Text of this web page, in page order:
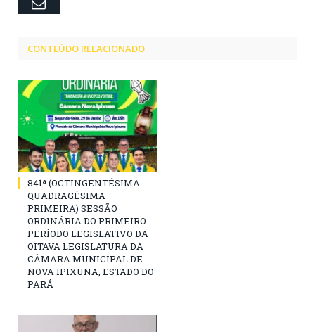
Email
CONTEÚDO RELACIONADO
841ª (OCTINGENTÉSIMA
QUADRAGÉSIMA
PRIMEIRA) SESSÃO
ORDINÁRIA DO PRIMEIRO
PERÍODO LEGISLATIVO DA
OITAVA LEGISLATURA DA
CÂMARA MUNICIPAL DE
NOVA IPIXUNA, ESTADO DO
PARÁ